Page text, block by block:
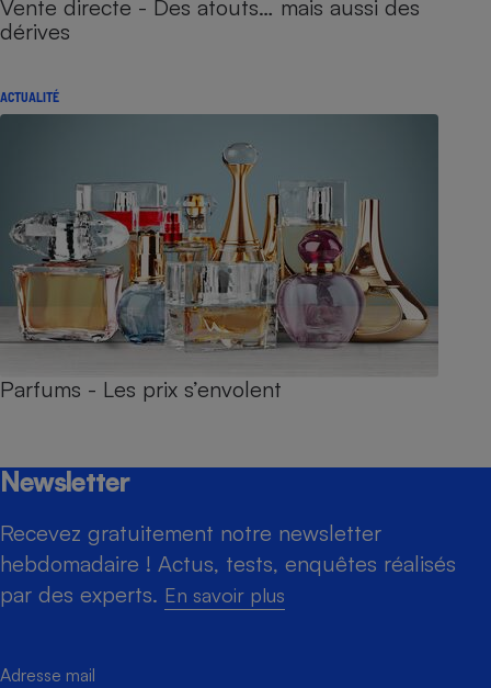
Vente directe - Des atouts… mais aussi des
dérives
ACTUALITÉ
Parfums - Les prix s’envolent
Newsletter
Recevez gratuitement notre newsletter
hebdomadaire ! Actus, tests, enquêtes réalisés
par des experts. En savoir plus
Adresse mail